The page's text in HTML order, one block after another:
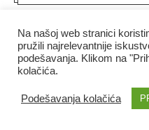
Пријава
Довод уноса
Довод коментара
Na našoj web stranici
pružili najrelevantnije
podešavanja. Klikom na
kolačića.
Podešavanja kolačića